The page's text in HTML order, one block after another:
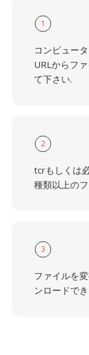
1
コンピュー
URLからフ
て下さい.
2
tcrもしくは
種類以上の
3
ファイルを
ンロードで